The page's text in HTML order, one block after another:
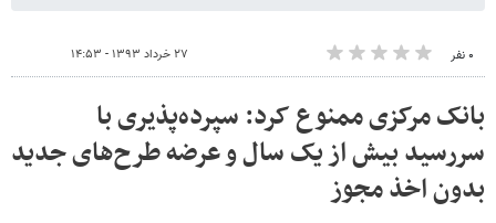
۰ نفر ۲۷ خرداد ۱۳۹۳ - ۱۴:۵۳
بانک مرکزی ممنوع کرد: سپرده‌پذیری با
سررسید بیش از یک سال و عرضه طرح‌های جدید
بدون اخذ مجوز